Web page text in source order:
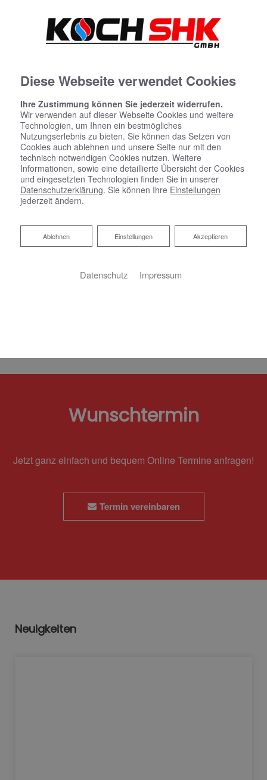
Ihr Budgetkalkulator Bad
Wunschtermin
Jetzt ganz einfach und bequem Online Termine anfragen!
Termin vereinbaren
Neuigkeiten
Diese Webseite verwendet Cookies
Ihre Zustimmung können Sie jederzeit widerrufen.
Wir verwenden auf dieser Webseite Cookies und weitere
Technologien, um Ihnen ein bestmögliches
Nutzungserlebnis zu bieten. Sie können das Setzen von
Cookies auch ablehnen und unsere Seite nur mit den
technisch notwendigen Cookies nutzen. Weitere
Informationen, sowie eine detaillierte Übersicht der Cookies
und eingesetzten Technologien finden Sie in unserer
Datenschutzerklärung. Sie können Ihre Einstellungen
jederzeit ändern.
Akzeptieren
Einstellungen
Ablehnen
Ablehnen
Datenschutz Impressum